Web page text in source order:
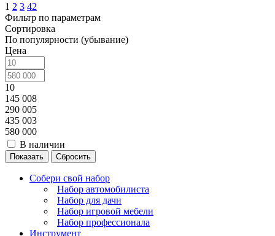
1 2 3 42
Фильтр по параметрам
Сортировка
По популярности (убывание)
Цена
10
145 008
290 005
435 003
580 000
В наличии
Сбросить
Собери свой набор
Набор автомобилиста
Набор для дачи
Набор игровой мебели
Набор профессионала
Инструмент